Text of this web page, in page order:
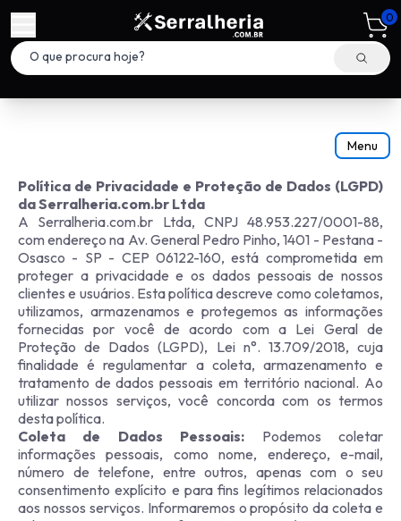
0
Menu
Política de Privacidade e Proteção de Dados (LGPD)
da Serralheria.com.br Ltda
A Serralheria.com.br Ltda, CNPJ 48.953.227/0001-88,
com endereço na Av. General Pedro Pinho, 1401 - Pestana -
Osasco - SP - CEP 06122-160, está comprometida em
proteger a privacidade e os dados pessoais de nossos
clientes e usuários. Esta política descreve como coletamos,
utilizamos, armazenamos e protegemos as informações
fornecidas por você de acordo com a Lei Geral de
Proteção de Dados (LGPD), Lei n°. 13.709/2018, cuja
finalidade é regulamentar a coleta, armazenamento e
tratamento de dados pessoais em território nacional. Ao
utilizar nossos serviços, você concorda com os termos
desta política.
Coleta de Dados Pessoais: Podemos coletar
informações pessoais, como nome, endereço, e-mail,
número de telefone, entre outros, apenas com o seu
consentimento explícito e para fins legítimos relacionados
aos nossos serviços. Informaremos o propósito da coleta e